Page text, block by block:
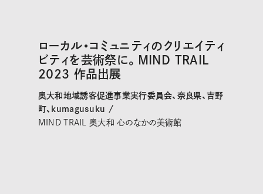
ローカル・コミュニティのクリエイティ
ビティを芸術祭に。MIND TRAIL
2023 作品出展
奥大和地域誘客促進事業実行委員会、奈良県、吉野
町、kumagusuku /
MIND TRAIL 奥大和 心のなかの美術館